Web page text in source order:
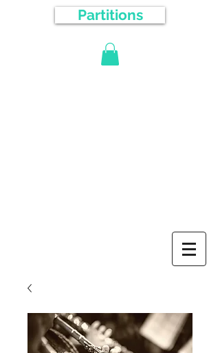
Partitions